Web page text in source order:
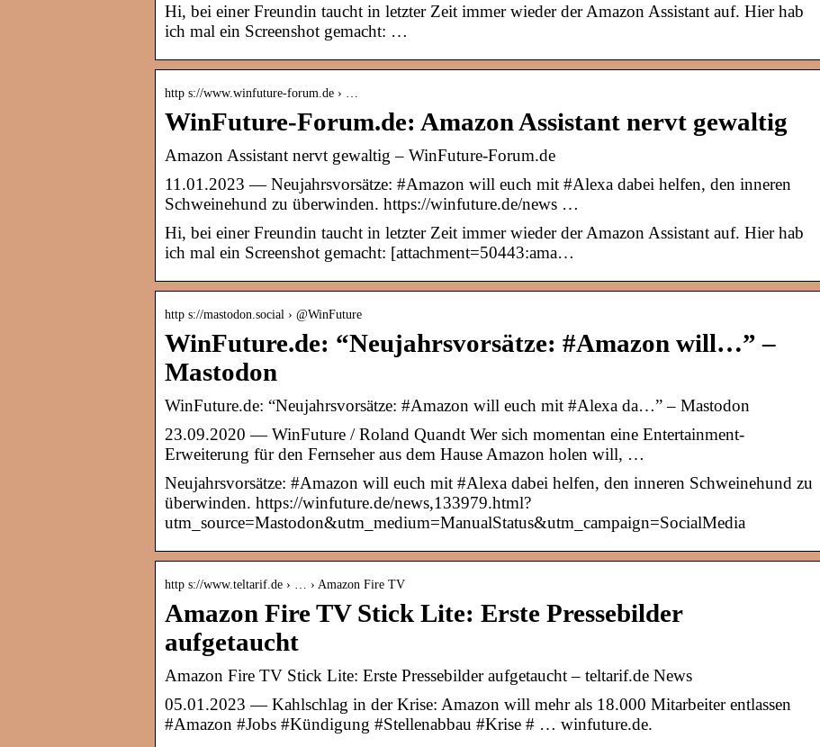
Hi, bei einer Freundin taucht in letzter Zeit immer wieder der Amazon Assistant auf. Hier hab
ich mal ein Screenshot gemacht: …
http s://www.winfuture-forum.de › …
WinFuture-Forum.de: Amazon Assistant nervt gewaltig
Amazon Assistant nervt gewaltig – WinFuture-Forum.de
11.01.2023 — Neujahrsvorsätze: #Amazon will euch mit #Alexa dabei helfen, den inneren
Schweinehund zu überwinden. https://winfuture.de/news …
Hi, bei einer Freundin taucht in letzter Zeit immer wieder der Amazon Assistant auf. Hier hab
ich mal ein Screenshot gemacht: [attachment=50443:ama…
http s://mastodon.social › @WinFuture
WinFuture.de: “Neujahrsvorsätze: #Amazon will…” –
Mastodon
WinFuture.de: “Neujahrsvorsätze: #Amazon will euch mit #Alexa da…” – Mastodon
23.09.2020 — WinFuture / Roland Quandt Wer sich momentan eine Entertainment-
Erweiterung für den Fernseher aus dem Hause Amazon holen will, …
Neujahrsvorsätze: #Amazon will euch mit #Alexa dabei helfen, den inneren Schweinehund zu
überwinden. https://winfuture.de/news,133979.html?
utm_source=Mastodon&utm_medium=ManualStatus&utm_campaign=SocialMedia
http s://www.teltarif.de › … › Amazon Fire TV
Amazon Fire TV Stick Lite: Erste Pressebilder
aufgetaucht
Amazon Fire TV Stick Lite: Erste Pressebilder aufgetaucht – teltarif.de News
05.01.2023 — Kahlschlag in der Krise: Amazon will mehr als 18.000 Mitarbeiter entlassen
#Amazon #Jobs #Kündigung #Stellenabbau #Krise # … winfuture.de.